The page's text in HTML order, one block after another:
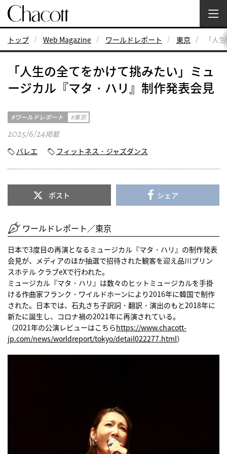
トップ Web Magazine ワールドレポート 東京 「人
「人生の全てをかけて挑みたい」ミュ
ージカル『マタ・ハリ』制作発表会見
ワールドレポート 東京
2025/6/24掲載
バレエ
フィットネス・ジャズダンス
ポスト シェア
ワールドレポート／東京
日本で3度目の再演となるミュージカル『マタ・ハリ』の制作発表
会見が、メディアのほか抽選で招待された観客を迎え品川プリン
スホテル クラブeXで行われた。
ミュージカル『マタ・ハリ』は数々のヒットミュージカルを手掛
ける作曲家フランク・ワイルドホーンにより2016年に韓国で制作
された。日本では、石丸さち子訳詞・翻訳・演出のもと2018年に
新たに誕生し、コロナ禍の2021年に再演されている。
（2021年の公演レビューはこちらhttps://www.chacott-
jp.com/news/worldreport/tokyo/detail022277.html）